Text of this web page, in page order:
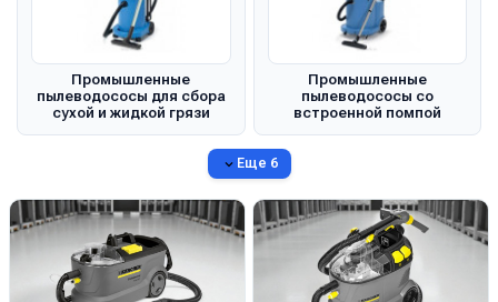
Промышленные
пылеводососы для сбора
сухой и жидкой грязи
Промышленные
пылеводососы со
встроенной помпой
Еще 6